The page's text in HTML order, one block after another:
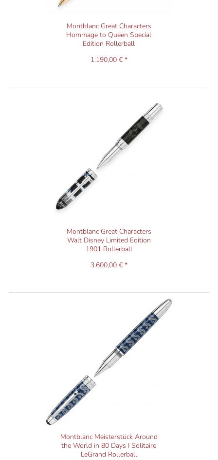
Montblanc Great Characters
Hommage to Queen Special
Edition Rollerball
1.190,00 € *
Montblanc Great Characters
Walt Disney Limited Edition
1901 Rollerball
3.600,00 € *
Montblanc Meisterstück Around
the World in 80 Days I Solitaire
LeGrand Rollerball